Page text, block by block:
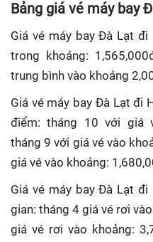
Bảng giá vé máy bay
Giá vé máy bay Đà Lạt
trong khoảng:
trung bình vào khoảng
Giá vé máy bay Đà Lạt đi
điểm: tháng 10 với giá
tháng 9 với giá vé vào
giá vé vào khoảng:
Giá vé máy bay Đà Lạt
gian: tháng 4 giá vé rơi
giá vé rơi vào khoảng: